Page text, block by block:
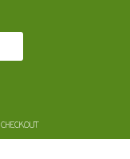
CHECKOUT